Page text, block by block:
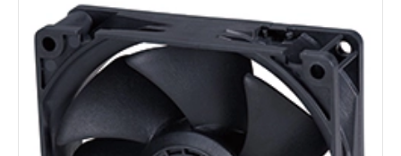
行业解决方案
技术支持
新闻